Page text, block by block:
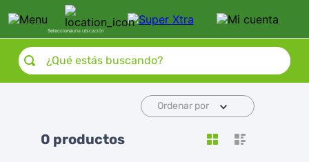
Seleccionauna ubicación
¿Qué estás buscando?
Ordenar por
0 productos